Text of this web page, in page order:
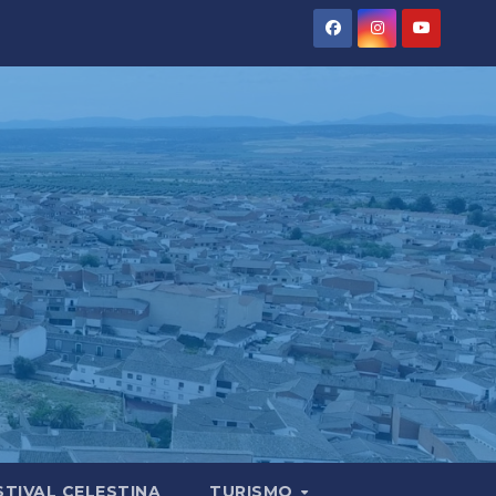
CELESTINA TURISMO